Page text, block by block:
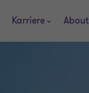
Karriere About